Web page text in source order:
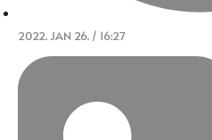
2022. JAN 26. / 16:27